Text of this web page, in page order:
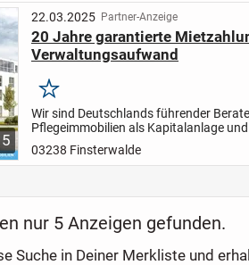
5
22.03.2025 Partner-Anzeige
20 Jahre garantierte
Verwaltungsaufwand
Merken
Wir sind Deutschlands führender
Pflegeimmobilien als Kapitalanlage
sicherste und passivste Anlageform.
03238 Finsterwalde
nur 5 Anzeigen gefunden.
Suche in Deiner Merkliste und